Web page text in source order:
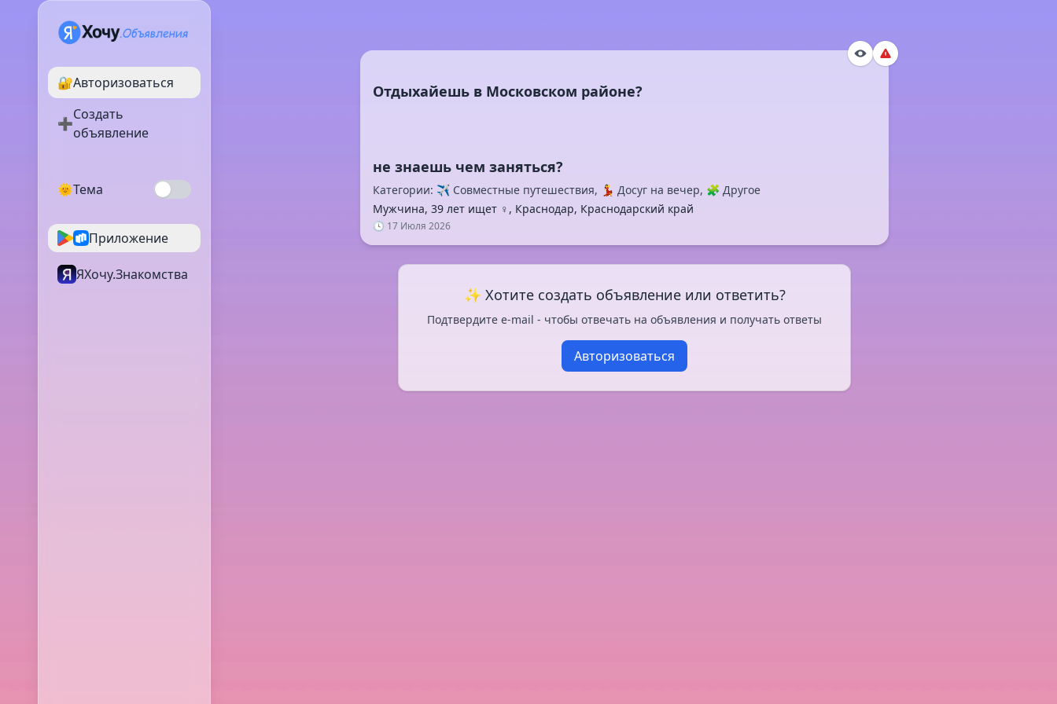
🔐Авторизоваться
➕
Создать
объявление
🌞Тема
Приложение
ЯХочу.Знакомства
Отдыхайешь в Московском районе?
Категории: ✈️ Совместные путешествия, 💃 Досуг на вечер, 🧩 Другое
Мужчина, 39 лет ищет ♀️, Краснодар, Краснодарский край
🕓 17 Июля 2026
✨ Хотите создать объявление или ответить?
Подтвердите e-mail - чтобы отвечать на объявления и получать ответы
Авторизоваться